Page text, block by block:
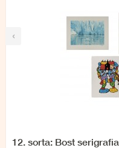
‹
12. sorta: Bost serigrafia